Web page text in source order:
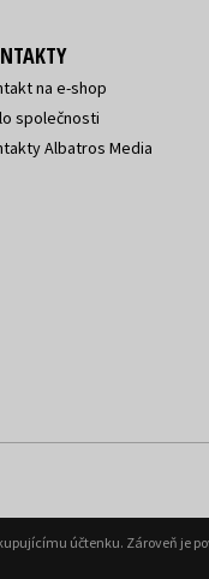
na e-shop
společnosti
Albatros Media
účtenku. Zároveň je